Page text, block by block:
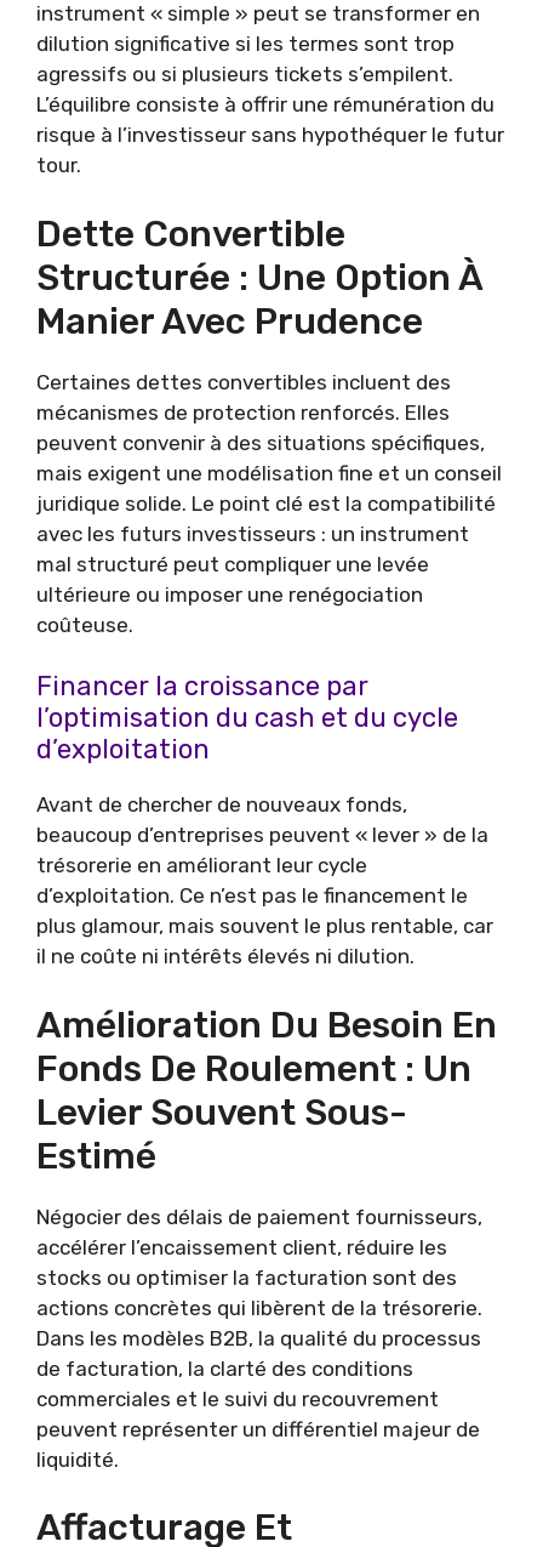
instrument « simple » peut se transformer en
dilution significative si les termes sont trop
agressifs ou si plusieurs tickets s’empilent.
L’équilibre consiste à offrir une rémunération du
risque à l’investisseur sans hypothéquer le futur
tour.
Dette Convertible
Structurée : Une Option À
Manier Avec Prudence
Certaines dettes convertibles incluent des
mécanismes de protection renforcés. Elles
peuvent convenir à des situations spécifiques,
mais exigent une modélisation fine et un conseil
juridique solide. Le point clé est la compatibilité
avec les futurs investisseurs : un instrument
mal structuré peut compliquer une levée
ultérieure ou imposer une renégociation
coûteuse.
Financer la croissance par
l’optimisation du cash et du cycle
d’exploitation
Avant de chercher de nouveaux fonds,
beaucoup d’entreprises peuvent « lever » de la
trésorerie en améliorant leur cycle
d’exploitation. Ce n’est pas le financement le
plus glamour, mais souvent le plus rentable, car
il ne coûte ni intérêts élevés ni dilution.
Amélioration Du Besoin En
Fonds De Roulement : Un
Levier Souvent Sous-
Estimé
Négocier des délais de paiement fournisseurs,
accélérer l’encaissement client, réduire les
stocks ou optimiser la facturation sont des
actions concrètes qui libèrent de la trésorerie.
Dans les modèles B2B, la qualité du processus
de facturation, la clarté des conditions
commerciales et le suivi du recouvrement
peuvent représenter un différentiel majeur de
liquidité.
Affacturage Et